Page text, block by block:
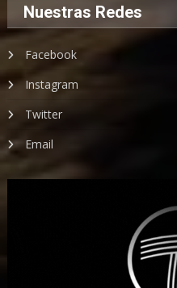
Nuestras Redes
Facebook
Instagram
Twitter
Email